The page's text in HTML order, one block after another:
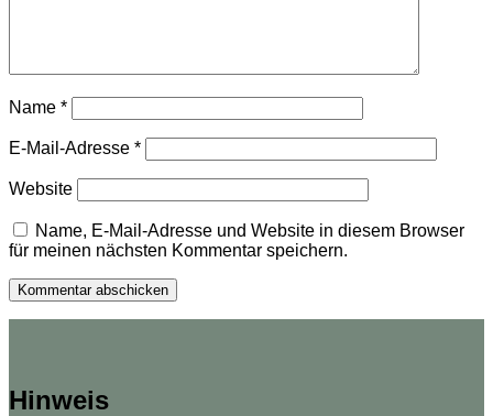
Name *
E-Mail-Adresse *
Website
Name, E-Mail-Adresse und Website in diesem Browser
für meinen nächsten Kommentar speichern.
Hinweis